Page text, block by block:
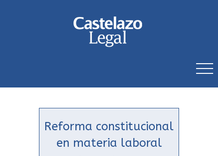
Reforma constitucional
en materia laboral